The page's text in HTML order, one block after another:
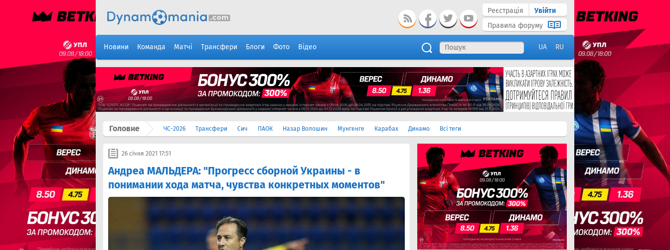
Реєстрація
Увійти
Правила форуму
Новини Команда Матчі Трансфери Блоги Фото Відео UA RU
Головне ЧС-2026 Трансфери Сич ПАОК Назар Волошин Мунгенге Карабах Динамо Всі теги
26 січня 2021 17:51
Андреа МАЛЬДЕРА: "Прогресс сборной Украины - в
понимании хода матча, чувства конкретных моментов"